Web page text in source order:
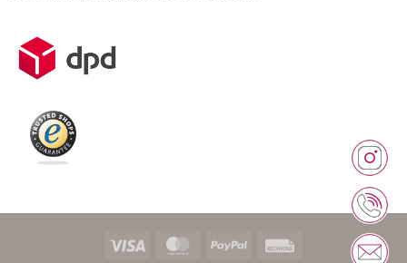
Weitere Informationen über den gesperrten Inhalt.
Visa MasterCardPayPal